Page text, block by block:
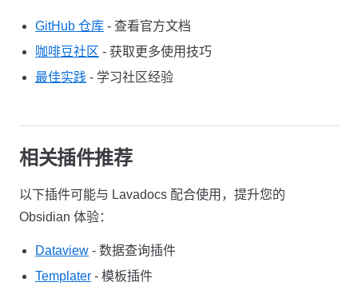
GitHub 仓库 - 查看官方文档
咖啡豆社区 - 获取更多使用技巧
最佳实践 - 学习社区经验
相关插件推荐
以下插件可能与 Lavadocs 配合使用，提升您的
Obsidian 体验：
Dataview - 数据查询插件
Templater - 模板插件